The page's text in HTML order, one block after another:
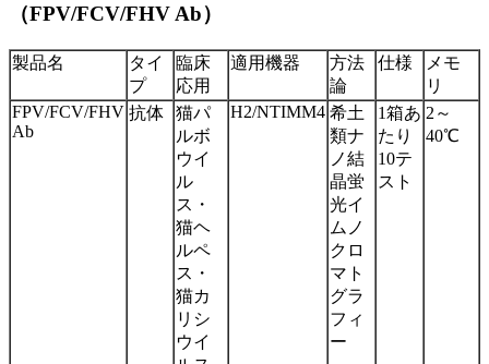
（FPV/FCV/FHV Ab）
製品名
タイ
プ
臨床
応用
適用機器
方法
論
仕様
メモ
リ
FPV/FCV/FHV
Ab
抗体
猫パ
ルボ
ウイ
ル
ス・
猫ヘ
ルペ
ス・
猫カ
リシ
ウイ
H2/NTIMM4 希土
類ナ
ノ結
晶蛍
光イ
ムノ
クロ
マト
グラ
フィ
ー
1箱あ
たり
10テ
スト
2～
40℃